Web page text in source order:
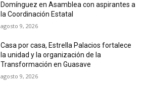
Domínguez en Asamblea con aspirantes a
la Coordinación Estatal
agosto 9, 2026
Casa por casa, Estrella Palacios fortalece
la unidad y la organización de la
Transformación en Guasave
agosto 9, 2026